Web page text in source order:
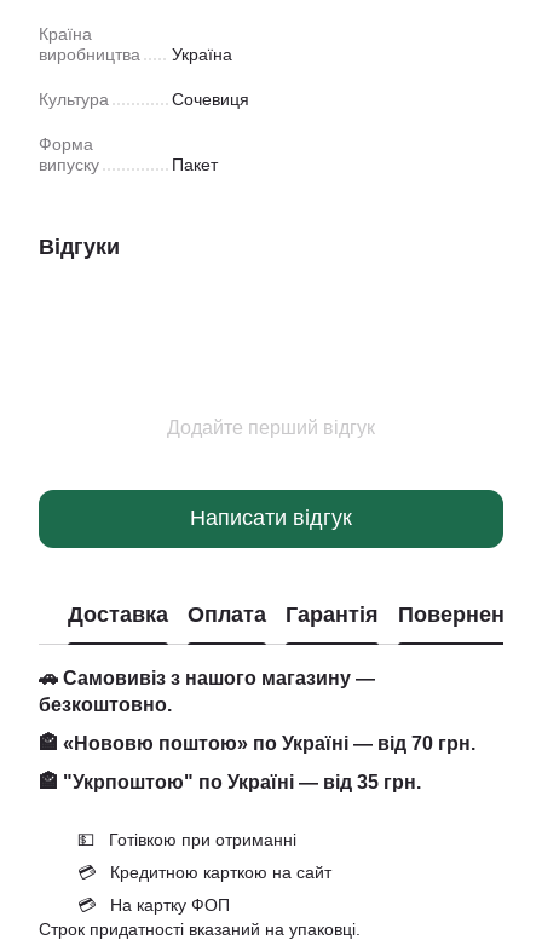
Країна
виробництва
Україна
Культура Сочевиця
Форма
випуску
Пакет
Відгуки
Додайте перший відгук
Написати відгук
Доставка Оплата Гарантія Повернення
🚗 Самовивіз з нашого магазину —
безкоштовно.
🏤 «Нововю поштою» по Україні — від 70 грн.
🏤 "Укрпоштою" по Україні — від 35 грн.
💵 Готівкою при отриманні
💳 Кредитною карткою на сайт
💳 На картку ФОП
Строк придатності вказаний на упаковці.